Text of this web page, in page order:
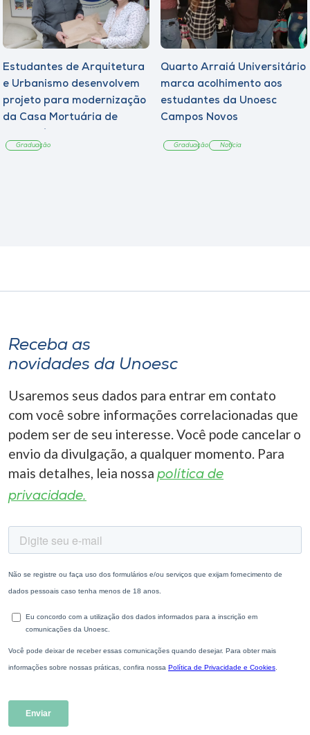
Estudantes de Arquitetura
e Urbanismo desenvolvem
projeto para modernização
da Casa Mortuária de
Graduação
Quarto Arraiá Universitário
marca acolhimento aos
estudantes da Unoesc
Campos Novos
Graduação Notícia
Receba as
novidades da Unoesc
Usaremos seus dados para entrar em contato
com você sobre informações correlacionadas que
podem ser de seu interesse. Você pode cancelar o
envio da divulgação, a qualquer momento. Para
mais detalhes, leia nossa política de
privacidade.